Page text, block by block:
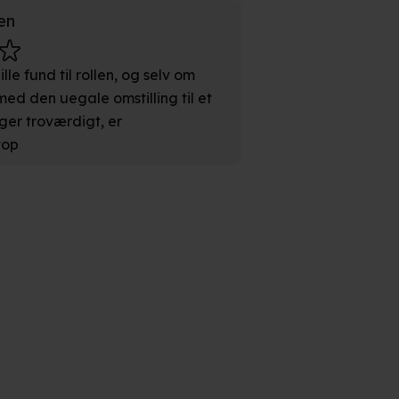
Det gør vi for at sikre
vores partnere.
fund til rollen, og selv om
den uegale omstilling til et
troværdigt, er